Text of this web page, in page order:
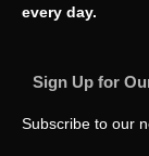
every day.
Sign Up for
Subscribe to our